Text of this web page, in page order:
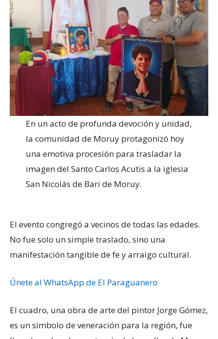
​En un acto de profunda devoción y unidad,
la comunidad de Moruy protagonizó hoy
una emotiva procesión para trasladar la
imagen del Santo Carlos Acutis a la iglesia
San Nicolás de Bari de Moruy.
El evento congregó a vecinos de todas las edades.
No fue solo un simple traslado, sino una
manifestación tangible de fe y arraigo cultural.
Únete al WhatsApp de El Paraguanero
El cuadro, una obra de arte del pintor Jorge Gómez,
es un símbolo de veneración para la región, fue